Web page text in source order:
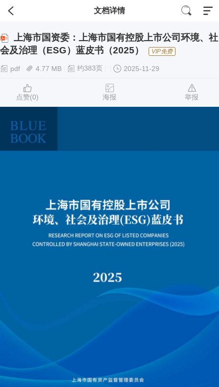
文档详情
上海市国资委：上海市国有控股上市公司环境、社
会及治理（ESG）蓝皮书（2025）
VIP免费
pdf 4.77 MB 约383页 2025-11-29
点赞(0) 海报 举报